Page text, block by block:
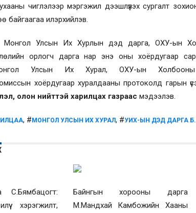
чиглэлээр мэргэжил дээшлүүлэх сургалт
байгаагаа илэрхийлэв.
Монгол Улсын Их Хурлын дэд дарга, ОХУ-ын
орлогч дарга нар энэ оны хоёрдугаар
Улсын Их Хурал, ОХУ-ын
хоёрдугаархуралдааны протоколд гарын
олон нийттэй харилцах газраас мэдээлэв.
, #МОНГОЛ УЛСЫН ИХ ХУРАЛ, #УИХ-ЫН ДЭД ДАРГА
хэрэгжилт,
Байнгын хорооны дарга
М.Мандхай Камбожийн Хааны